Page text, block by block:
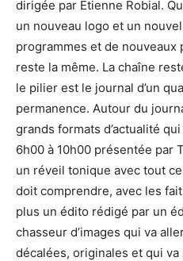
dirigée par Etienne Robial.
un nouveau logo et un
programmes et de
reste la même. La chaîne
le pilier est le journal d’un
permanence. Autour du
grands formats d’actualité
6h00 à 10h00 présentée par
un réveil tonique avec tout ce
doit comprendre, avec les
plus un édito rédigé par un
chasseur d’images qui va
décalées, originales et qui